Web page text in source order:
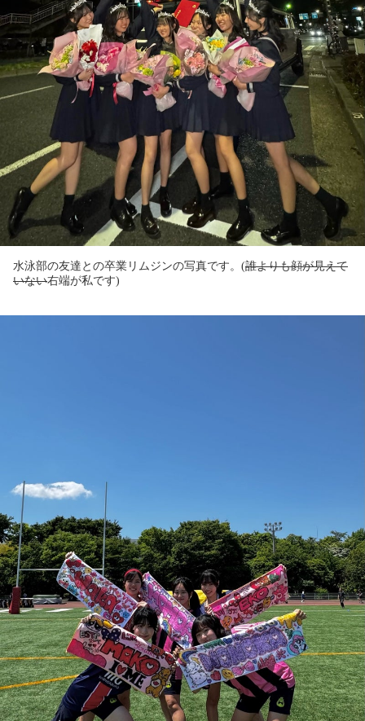
水泳部の友達との卒業リムジンの写真です。 (誰よりも顔が見えて
いない右端が私です)